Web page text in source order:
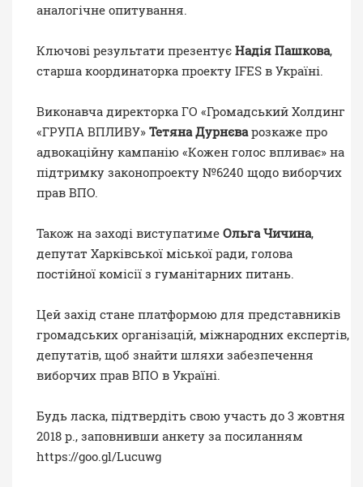
аналогічне опитування.
Ключові результати презентує Надія Пашкова,
старша координаторка проекту IFES в Україні.
Виконавча директорка ГО «Громадський Холдинг
«ГРУПА ВПЛИВУ» Тетяна Дурнєварозкаже про
адвокаційну кампанію «Кожен голос впливає» на
підтримку законопроекту №6240 щодо виборчих
прав ВПО.
Також на заході виступатиме Ольга Чичина,
депутат Харківської міської ради, голова
постійної комісії з гуманітарних питань.
Цей захід стане платформою для представників
громадських організацій, міжнародних експертів,
депутатів, щоб знайти шляхи забезпечення
виборчих прав ВПО в Україні.
Будь ласка, підтвердіть свою участь до 3 жовтня
2018 р., заповнивши анкету за посиланням
https://goo.gl/Lucuwg